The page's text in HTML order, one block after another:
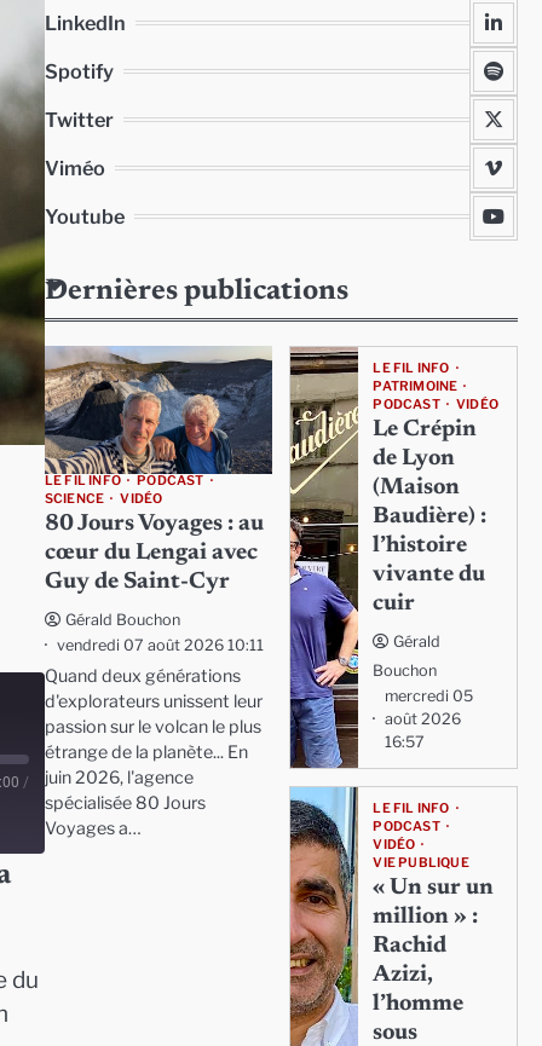
/
du
LinkedIn
Spotify
Twitter
Viméo
Youtube
Dernières publications
LE FIL INFO
PODCAST
SCIENCE
VIDÉO
80 Jours Voyages : au
cœur du Lengai avec
Guy de Saint-Cyr
Gérald Bouchon
vendredi 07 août 2026 10:11
Quand deux générations
d'explorateurs unissent leur
passion sur le volcan le plus
étrange de la planète... En
juin 2026, l'agence
spécialisée 80 Jours
Voyages a…
LE FIL INFO
PATRIMOINE
PODCAST
VIDÉO
Le Crépin
de Lyon
(Maison
Baudière) :
l’histoire
vivante du
cuir
Gérald
Bouchon
mercredi 05
août 2026
16:57
LE FIL INFO
PODCAST
VIDÉO
VIE PUBLIQUE
« Un sur un
million » :
Rachid
Azizi,
l’homme
sous